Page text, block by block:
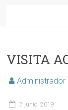
VISITA
Administrador
7 junio, 2019